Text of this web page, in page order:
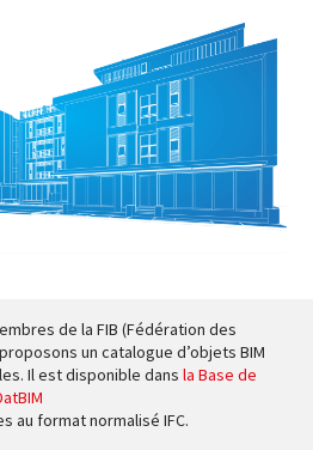
de la FIB (Fédération des
un catalogue d’objets BIM
Il est disponible dans la Base de
au format normalisé IFC.